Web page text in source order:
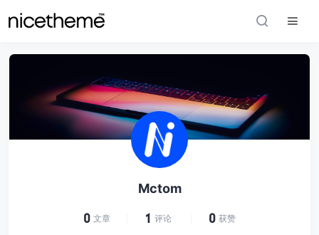
Mctom
0 文章 1 评论 0 获赞